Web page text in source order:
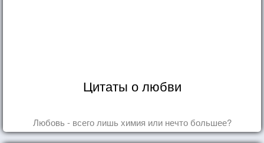
Цитаты о любви
Любовь - всего лишь химия или нечто большее?